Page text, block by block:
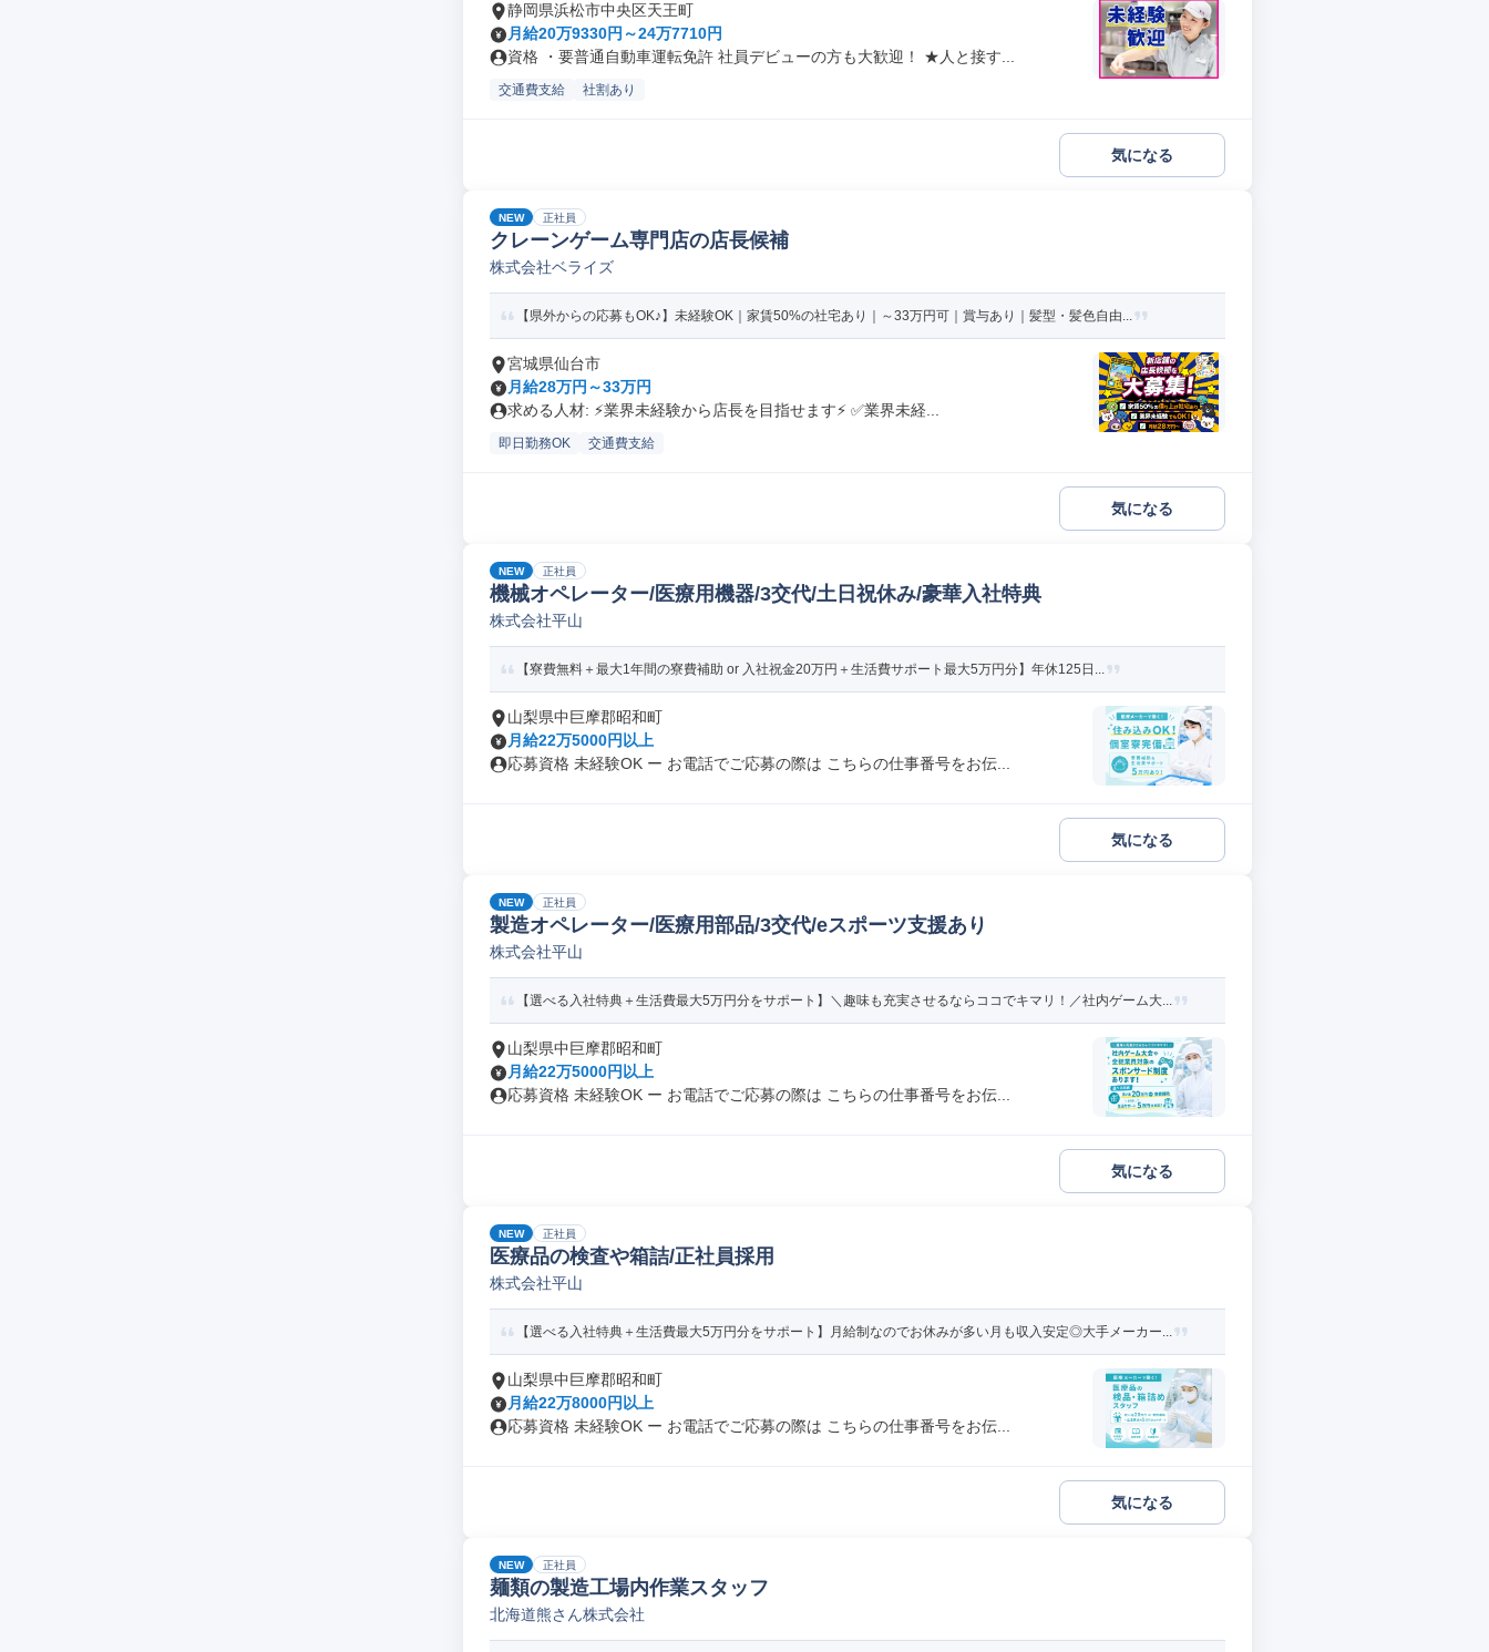
静岡県浜松市中央区天王町
月給20万9330円～24万7710円
資格 ・要普通自動車運転免許 社員デビューの方も大歓迎！ ★人と接す...
交通費支給 社割あり
気になる
NEW 正社員
クレーンゲーム専門店の店長候補
株式会社ベライズ
【県外からの応募もOK♪】未経験OK｜家賃50%の社宅あり｜～33万円可｜賞与あり｜髪型・髪色自由...
宮城県仙台市
月給28万円～33万円
求める人材: ⚡️業界未経験から店長を目指せます⚡️ ✅️業界未経...
即日勤務OK 交通費支給
気になる
NEW 正社員
機械オペレーター/医療用機器/3交代/土日祝休み/豪華入社特典
株式会社平山
【寮費無料＋最大1年間の寮費補助 or 入社祝金20万円＋生活費サポート最大5万円分】年休125日...
山梨県中巨摩郡昭和町
月給22万5000円以上
応募資格 未経験OK ー お電話でご応募の際は こちらの仕事番号をお伝...
気になる
NEW 正社員
製造オペレーター/医療用部品/3交代/eスポーツ支援あり
株式会社平山
【選べる入社特典＋生活費最大5万円分をサポート】＼趣味も充実させるならココでキマリ！／社内ゲーム大...
山梨県中巨摩郡昭和町
月給22万5000円以上
応募資格 未経験OK ー お電話でご応募の際は こちらの仕事番号をお伝...
気になる
NEW 正社員
医療品の検査や箱詰/正社員採用
株式会社平山
【選べる入社特典＋生活費最大5万円分をサポート】月給制なのでお休みが多い月も収入安定◎大手メーカー...
山梨県中巨摩郡昭和町
月給22万8000円以上
応募資格 未経験OK ー お電話でご応募の際は こちらの仕事番号をお伝...
気になる
NEW 正社員
麺類の製造工場内作業スタッフ
北海道熊さん株式会社